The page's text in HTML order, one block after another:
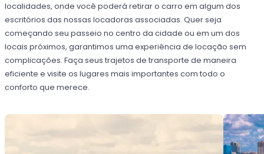
localidades, onde você poderá retirar o carro em algum dos
escritórios das nossas locadoras associadas. Quer seja
começando seu passeio no centro da cidade ou em um dos
locais próximos, garantimos uma experiência de locação sem
complicações. Faça seus trajetos de transporte de maneira
eficiente e visite os lugares mais importantes com todo o
conforto que merece.